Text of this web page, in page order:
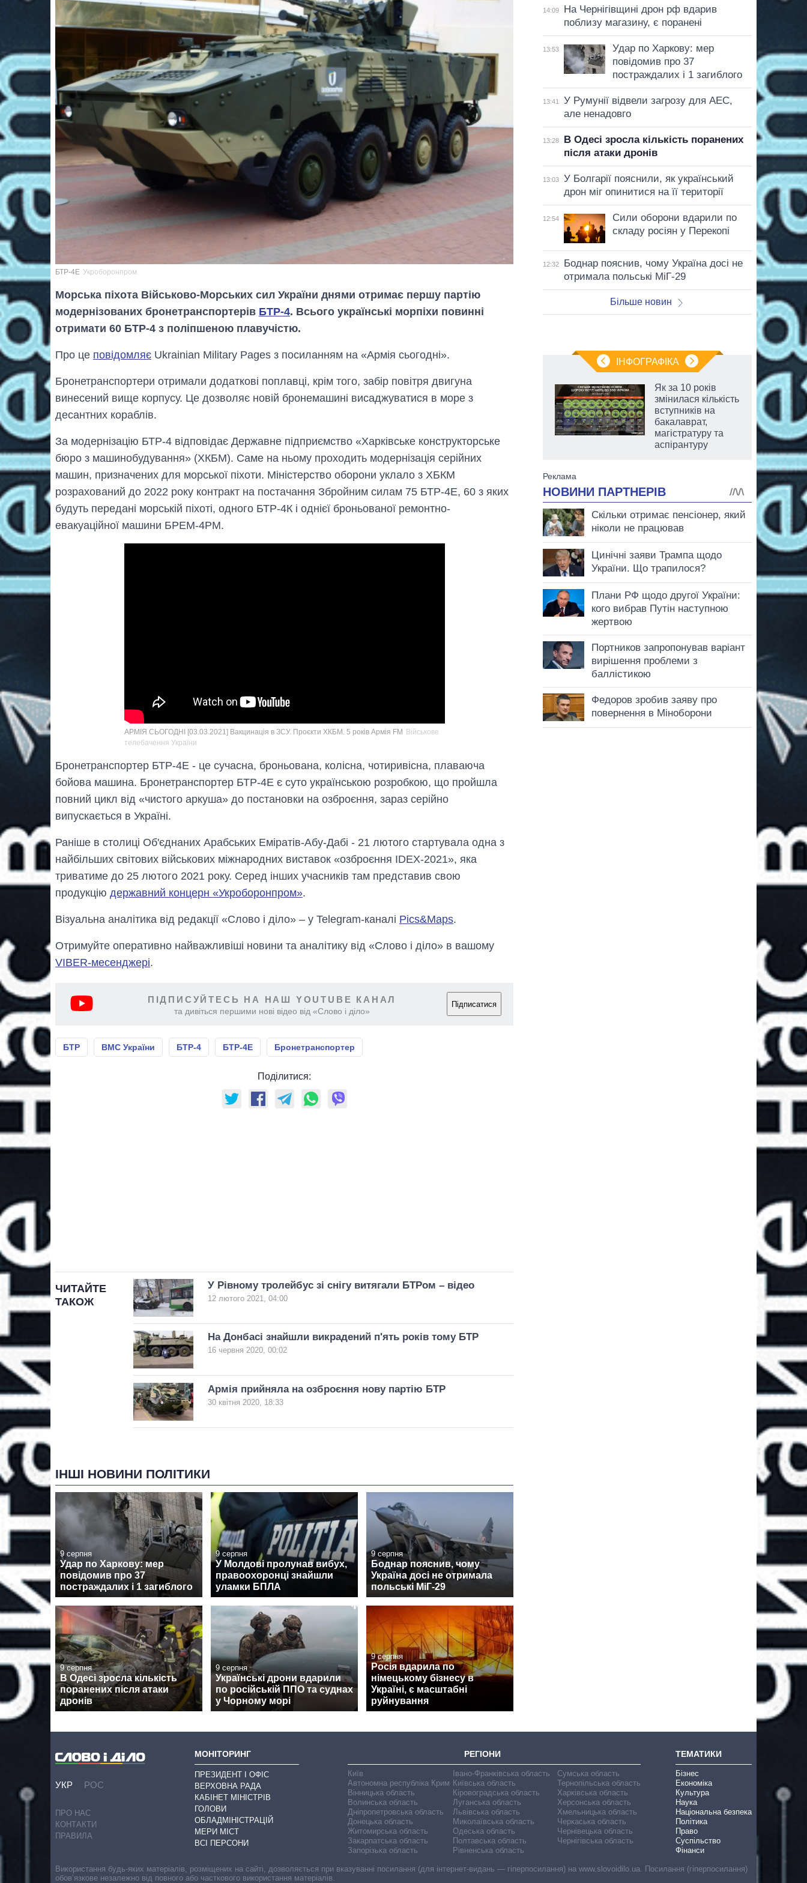
БТР-4Е Укроборонпром
Морська піхота Військово-Морських сил України днями отримає першу партію
модернізованих бронетранспортерів БТР-4. Всього українські морпіхи повинні
отримати 60 БТР-4 з поліпшеною плавучістю.
Про це повідомляє Ukrainian Military Pages з посиланням на «Армія сьогодні».
Бронетранспортери отримали додаткові поплавці, крім того, забір повітря двигуна
винесений вище корпусу. Це дозволяє новій бронемашині висаджуватися в море з
десантних кораблів.
За модернізацію БТР-4 відповідає Державне підприємство «Харківське конструкторське
бюро з машинобудування» (ХКБМ). Саме на ньому проходить модернізація серійних
машин, призначених для морської піхоти. Міністерство оборони уклало з ХБКМ
розрахований до 2022 року контракт на постачання Збройним силам 75 БТР-4Е, 60 з яких
будуть передані морській піхоті, одного БТР-4К і однієї броньованої ремонтно-
евакуаційної машини БРЕМ-4РМ.
АРМІЯ СЬОГОДНІ [03.03.2021] Вакцинація в ЗСУ. Проєкти ХКБМ. 5 років Армія FM Військове
телебачення України
Бронетранспортер БТР-4Е - це сучасна, броньована, колісна, чотиривісна, плаваюча
бойова машина. Бронетранспортер БТР-4Е є суто українською розробкою, що пройшла
повний цикл від «чистого аркуша» до постановки на озброєння, зараз серійно
випускається в Україні.
Раніше в столиці Об'єднаних Арабських Еміратів-Абу-Дабі - 21 лютого стартувала одна з
найбільших світових військових міжнародних виставок «озброєння IDEX-2021», яка
триватиме до 25 лютого 2021 року. Серед інших учасників там представив свою
продукцію державний концерн «Укроборонпром».
Візуальна аналітика від редакції «Слово і діло» – у Telegram-каналі Pics&Maps.
Отримуйте оперативно найважливіші новини та аналітику від «Слово і діло» в вашому
VIBER-месенджері.
ПІДПИСУЙТЕСЬ НА НАШ YOUTUBE КАНАЛ
та дивіться першими нові відео від «Слово і діло»
Підписатися
БТР ВМС України БТР-4 БТР-4Е Бронетранспортер
Поділитися:
ЧИТАЙТЕ
ТАКОЖ
У Рівному тролейбус зі снігу витягали БТРом – відео
12 лютого 2021, 04:00
На Донбасі знайшли викрадений п'ять років тому БТР
16 червня 2020, 00:02
Армія прийняла на озброєння нову партію БТР
30 квітня 2020, 18:33
ІНШІ НОВИНИ ПОЛІТИКИ
9 серпня
Удар по Харкову: мер
повідомив про 37
постраждалих і 1 загиблого
9 серпня
У Молдові пролунав вибух,
правоохоронці знайшли
уламки БПЛА
9 серпня
Боднар пояснив, чому
Україна досі не отримала
польські МіГ-29
9 серпня
В Одесі зросла кількість
поранених після атаки
дронів
9 серпня
Українські дрони вдарили
по російській ППО та суднах
у Чорному морі
9 серпня
Росія вдарила по
німецькому бізнесу в
Україні, є масштабні
руйнування
14:09
На Чернігівщині дрон рф вдарив
поблизу магазину, є поранені
13:53
Удар по Харкову: мер
повідомив про 37
постраждалих і 1 загиблого
13:41
У Румунії відвели загрозу для АЕС,
але ненадовго
13:28
В Одесі зросла кількість поранених
після атаки дронів
13:03
У Болгарії пояснили, як український
дрон міг опинитися на її території
12:54
Сили оборони вдарили по
складу росіян у Перекопі
12:32
Боднар пояснив, чому Україна досі не
отримала польські МіГ-29
Більше новин
ІНФОГРАФІКА
Від 1 місяця – до 5
років: хто і як
Як за 10 років
змінилася кількість
вступників на
бакалаврат,
магістратуру та
аспірантуру
УКР РОС
ПРО НАС
КОНТАКТИ
ПРАВИЛА
МОНІТОРИНГ
ПРЕЗИДЕНТ І ОФІС
ВЕРХОВНА РАДА
КАБІНЕТ МІНІСТРІВ
ГОЛОВИ
ОБЛАДМІНІСТРАЦІЙ
МЕРИ МІСТ
ВСІ ПЕРСОНИ
РЕГІОНИ
Київ
Автономна республіка Крим
Вінницька область
Волинська область
Дніпропетровська область
Донецька область
Житомирська область
Закарпатська область
Запорізька область
Івано-Франківська область
Київська область
Кіровоградська область
Луганська область
Львівська область
Миколаївська область
Одеська область
Полтавська область
Рівненська область
Сумська область
Тернопільська область
Харківська область
Херсонська область
Хмельницька область
Черкаська область
Чернівецька область
Чернігівська область
ТЕМАТИКИ
Бізнес
Економіка
Культура
Наука
Національна безпека
Політика
Право
Суспільство
Фінанси
Використання будь-яких матеріалів, розміщених на сайті, дозволяється при вказуванні посилання (для інтернет-видань — гіперпосилання) на www.slovoidilo.ua. Посилання (гіперпосилання)
обов’язкове незалежно від повного або часткового використання матеріалів.